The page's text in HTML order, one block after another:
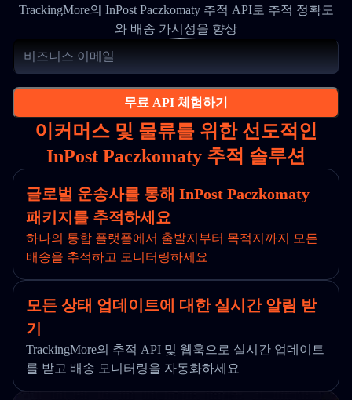
TrackingMore의 InPost Paczkomaty 추적 API로 추적 정확도
와 배송 가시성을 향상
무료 API 체험하기
이커머스 및 물류를 위한 선도적인
InPost Paczkomaty 추적 솔루션
글로벌 운송사를 통해 InPost Paczkomaty
패키지를 추적하세요
하나의 통합 플랫폼에서 출발지부터 목적지까지 모든
배송을 추적하고 모니터링하세요
모든 상태 업데이트에 대한 실시간 알림 받
기
TrackingMore의 추적 API 및 웹훅으로 실시간 업데이트
를 받고 배송 모니터링을 자동화하세요